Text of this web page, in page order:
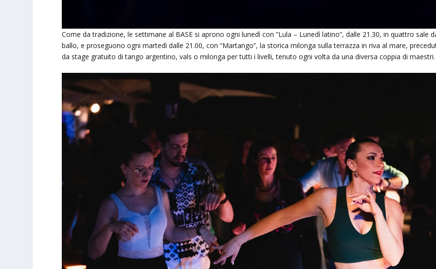
Come da tradizione, le settimane al BASE si aprono ogni lunedì con “Lula – Lunedì latino”, dalle 21.30, in quattro sale
ballo, e proseguono ogni martedì dalle 21.00, con “Martango”, la storica milonga sulla terrazza in riva al mare,
da stage gratuito di tango argentino, vals o milonga per tutti i livelli, tenuto ogni volta da una diversa coppia di maestri.